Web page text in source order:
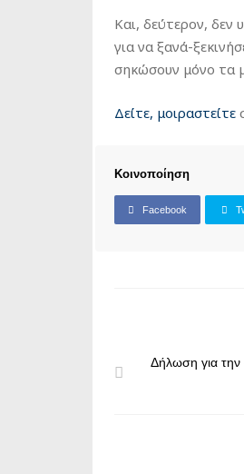
Και, δεύτερον, δεν
για να ξανά-
σηκώσουν μόνο τα
Δείτε, μοιραστείτε
Κοινοποίηση
Facebook
Δήλωση για